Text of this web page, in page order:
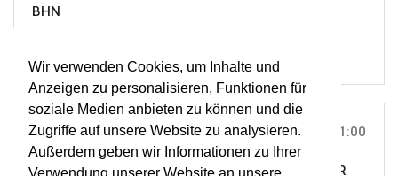
Wir verwenden Cookies, um Inhalte und
Anzeigen zu personalisieren, Funktionen für
soziale Medien anbieten zu können und die
Zugriffe auf unsere Website zu analysieren.
Außerdem geben wir Informationen zu Ihrer
BHN
FR, 02. JUL 2010 21:00
SPOLETTO THEATRO ROMANO, ITALIEN | ON TOUR